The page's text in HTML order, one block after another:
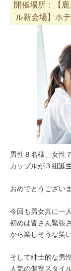
開催場所：【
ル新会場】ホ
男性８名様、女性
カップルが３組誕
おめでとうござ
今回も男女共に一
初めは皆さん緊張
から楽しそうな笑
そして紳士的な男
人気の個室スタイ